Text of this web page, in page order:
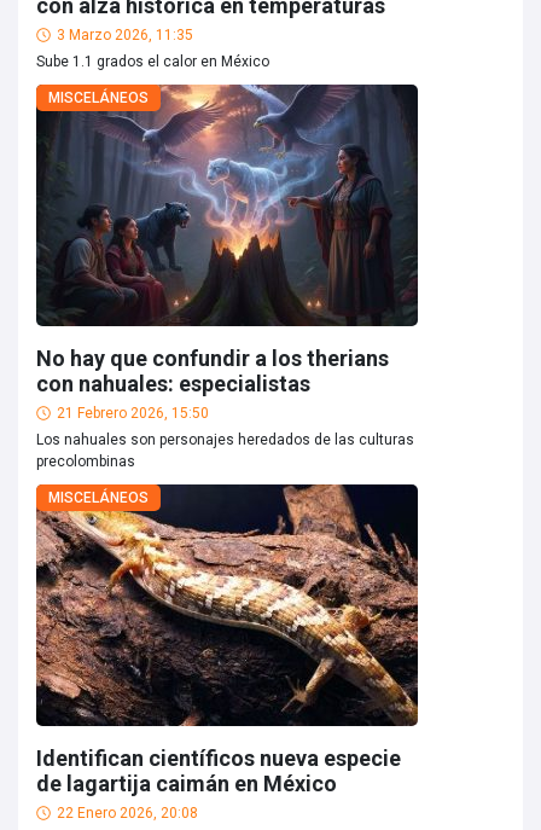
con alza histórica en temperaturas
3 Marzo 2026, 11:35
Sube 1.1 grados el calor en México
MISCELÁNEOS
No hay que confundir a los therians
con nahuales: especialistas
21 Febrero 2026, 15:50
Los nahuales son personajes heredados de las culturas
precolombinas
MISCELÁNEOS
Identifican científicos nueva especie
de lagartija caimán en México
22 Enero 2026, 20:08